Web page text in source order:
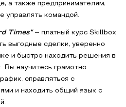
а также предпринимателям,
управлять командой.
Times" – платный курс Skillbox
выгодные сделки, уверенно
и быстро находить решения в
Вы научитесь грамотно
справляться с
и находить общий язык с